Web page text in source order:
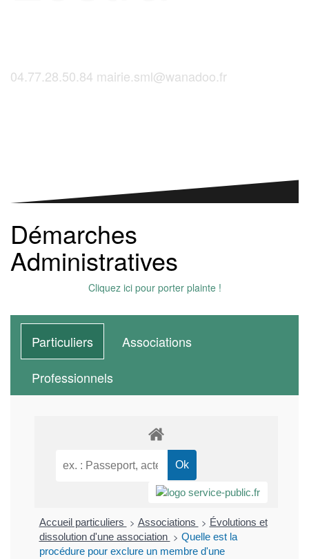
04.77.28.50.84 mairie.sml@wanadoo.fr
Démarches
Administratives
Cliquez ici pour porter plainte !
Particuliers
Associations
Professionnels
Accueil particuliers > Associations > Évolutions et
dissolution d'une association > Quelle est la
procédure pour exclure un membre d'une